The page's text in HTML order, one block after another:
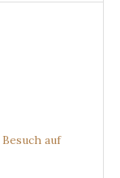
Besuch auf